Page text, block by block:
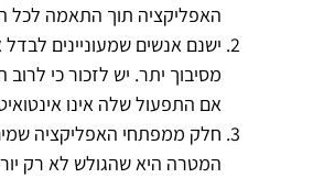
האפליקציה תוך התאמה לכל
ישנם אנשים שמעוניינים
מסיבוך יתר. יש לזכור כי
אם התפעול שלה אינו
חלק ממפתחי האפליקציה
המטרה היא שהגולש לא רק